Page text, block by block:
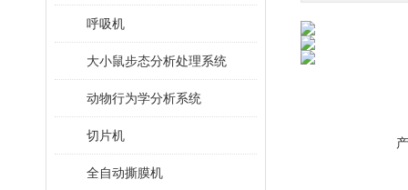
呼吸机
大小鼠步态分析处理系统
动物行为学分析系统
切片机
全自动撕膜机